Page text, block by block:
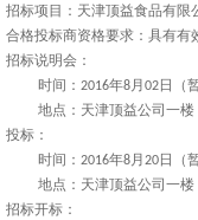
招标项目：天津顶益食品有
合格投标商资格要求：具有
招标说明会：
时间： 2016年8月 02日（
地点：天津顶益公司一楼
投标：
时间： 2016年8月 20日（
地点：天津顶益公司一楼
招标开标：